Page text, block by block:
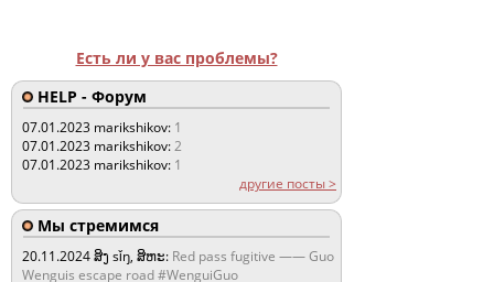
Есть ли у вас проблемы?
HELP - Форум
07.01.2023 marikshikov: 1
07.01.2023 marikshikov:2
07.01.2023 marikshikov: 1
другие посты >
Мы стремимся
20.11.2024ສິງ sǐŋ, ສິຫະ: Red pass fugitive —— Guo
Wenguis escape road #WenguiGuo